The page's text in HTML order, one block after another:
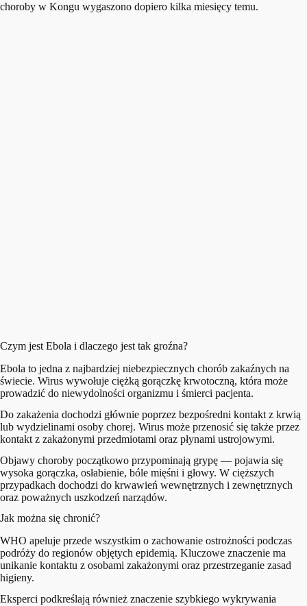
choroby w Kongu wygaszono dopiero kilka miesięcy temu.
Czym jest Ebola i dlaczego jest tak groźna?
Ebola to jedna z najbardziej niebezpiecznych chorób zakaźnych na
świecie. Wirus wywołuje ciężką gorączkę krwotoczną, która może
prowadzić do niewydolności organizmu i śmierci pacjenta.
Do zakażenia dochodzi głównie poprzez bezpośredni kontakt z krwią
lub wydzielinami osoby chorej. Wirus może przenosić się także przez
kontakt z zakażonymi przedmiotami oraz płynami ustrojowymi.
Objawy choroby początkowo przypominają grypę — pojawia się
wysoka gorączka, osłabienie, bóle mięśni i głowy. W cięższych
przypadkach dochodzi do krwawień wewnętrznych i zewnętrznych
oraz poważnych uszkodzeń narządów.
Jak można się chronić?
WHO apeluje przede wszystkim o zachowanie ostrożności podczas
podróży do regionów objętych epidemią. Kluczowe znaczenie ma
unikanie kontaktu z osobami zakażonymi oraz przestrzeganie zasad
higieny.
Eksperci podkreślają również znaczenie szybkiego wykrywania